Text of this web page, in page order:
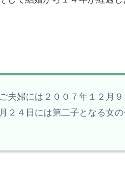
夫婦には２００７年１２月
２４日には第二子となる女の